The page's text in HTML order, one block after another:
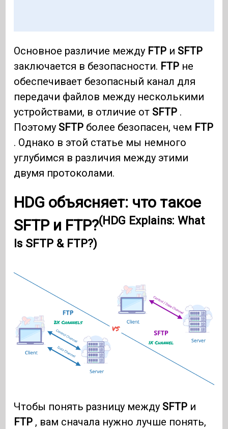
Основное различие между FTP и SFTP
заключается в безопасности. FTP не
обеспечивает безопасный канал для
передачи файлов между несколькими
устройствами, в отличие от SFTP .
Поэтому SFTP более безопасен, чем FTP
. Однако в этой статье мы немного
углубимся в различия между этими
двумя протоколами.
HDG объясняет: что такое
SFTP и FTP?(HDG Explains: What
Is SFTP & FTP?)
Чтобы понять разницу между SFTP и
FTP , вам сначала нужно лучше понять,